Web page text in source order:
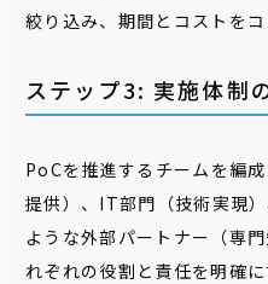
絞り込み、期間とコストをコ
ステップ3: 実施体制
PoCを推進するチームを編
提供）、IT部門（技術実現
ような外部パートナー（専
れぞれの役割と責任を明確